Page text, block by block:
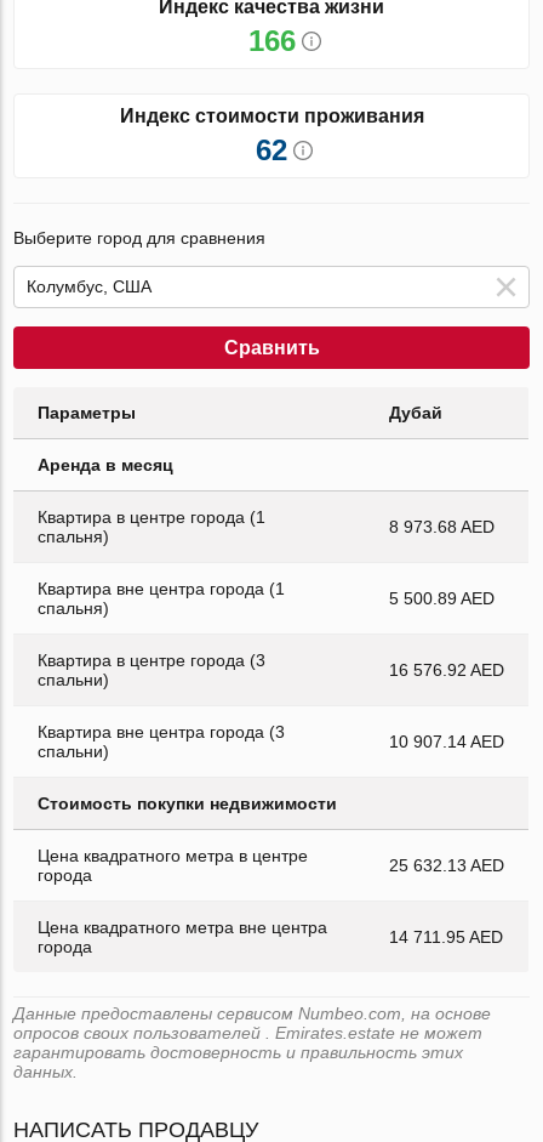
Индекс качества жизни
166
Индекс стоимости проживания
62
Выберите город для сравнения
Сравнить
Параметры Дубай
Аренда в месяц
Квартира в центре города (1
спальня)
8 973.68 AED
Квартира вне центра города (1
спальня)
5 500.89 AED
Квартира в центре города (3
спальни)
16 576.92 AED
Квартира вне центра города (3
спальни)
10 907.14 AED
Стоимость покупки недвижимости
Цена квадратного метра в центре
города
25 632.13 AED
Цена квадратного метра вне центра
города
14 711.95 AED
Данные предоставлены сервисом Numbeo.com, на основе
опросов своих пользователей . Emirates.estate не может
гарантировать достоверность и правильность этих
данных.
НАПИСАТЬ ПРОДАВЦУ